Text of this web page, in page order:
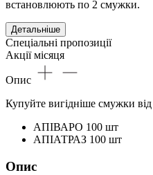
встановлюють по 2 смужки.
Детальніше
Спеціальні пропозиції
Акції місяця
Опис
Купуйте вигідніше смужки від
АПІВАРО 100 шт
АПІАТРАЗ 100 шт
Опис